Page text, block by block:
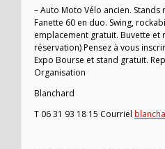
– Auto Moto Vélo ancien.
Fanette 60 en duo. Swing,
emplacement gratuit. Buvette et
réservation) Pensez à vous
Expo Bourse et stand gratuit.
Organisation
Blanchard
T 06 31 93 18 15 Courriel